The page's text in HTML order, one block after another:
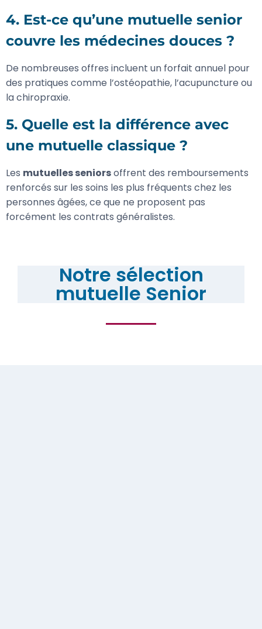
4. Est-ce qu’une mutuelle senior
couvre les médecines douces ?
De nombreuses offres incluent un forfait annuel pour
des pratiques comme l’ostéopathie, l’acupuncture ou
la chiropraxie.
5. Quelle est la différence avec
une mutuelle classique ?
Les mutuelles seniorsoffrent des remboursements
renforcés sur les soins les plus fréquents chez les
personnes âgées, ce que ne proposent pas
forcément les contrats généralistes.
Notre sélection
mutuelle Senior